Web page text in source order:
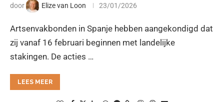
door Elize van Loon 23/01/2026
Artsenvakbonden in Spanje hebben aangekondigd dat
zij vanaf 16 februari beginnen met landelijke
stakingen. De acties …
LEES MEER